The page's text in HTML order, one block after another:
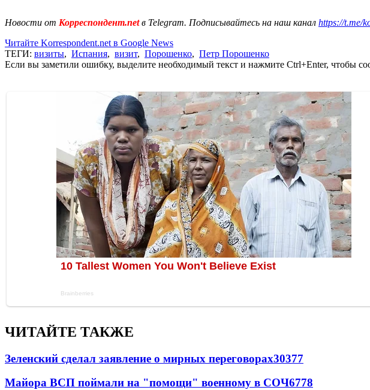
Новости от Корреспондент.netв Telegram. Подписывайтесь на наш канал https://t.me/
Читайте Korrespondent.net в Google News
ТЕГИ: визиты, Испания, визит, Порошенко, Петр Порошенко
Если вы заметили ошибку, выделите необходимый текст и нажмите Ctrl+Enter, чтобы
ЧИТАЙТЕ ТАКЖЕ
Зеленский сделал заявление о мирных переговорах30377
Майора ВСП поймали на "помощи" военному в СОЧ6778